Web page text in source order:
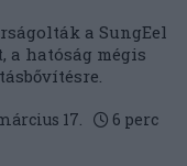
a SungEel
a hatóság mégis
17. 6 perc